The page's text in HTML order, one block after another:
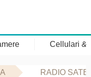
Cellulari &
RADIO